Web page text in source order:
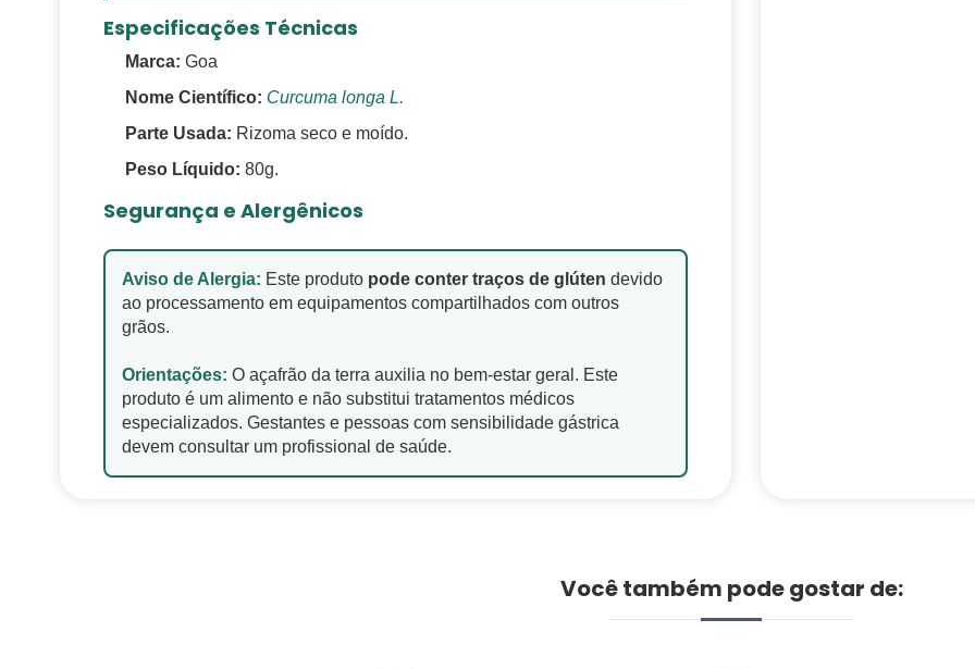
Especificações Técnicas
Marca: Goa
Nome Científico: Curcuma longa L.
Parte Usada: Rizoma seco e moído.
Peso Líquido: 80g.
Segurança e Alergênicos
Aviso de Alergia: Este produto pode conter traços de glúten devido
ao processamento em equipamentos compartilhados com outros
grãos.
Orientações: O açafrão da terra auxilia no bem-estar geral. Este
produto é um alimento e não substitui tratamentos médicos
especializados. Gestantes e pessoas com sensibilidade gástrica
devem consultar um profissional de saúde.
Você também pode gostar de: